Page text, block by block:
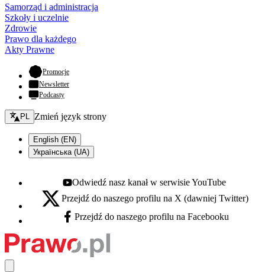
Samorząd i administracja
Szkoły i uczelnie
Zdrowie
Prawo dla każdego
Akty Prawne
Promocje- otwiera się w nowej karcie
Newsletter
Podcasty
Zmień język - bieżący:
PL Zmień język strony
English (EN)
Українська (UA)
Youtube - otwiera się w nowej karcie
Odwiedź nasz kanał w serwisie YouTube
X - otwiera się w nowej karcie
Przejdź do naszego profilu na X (dawniej Twitter)
Facebook - otwiera się w nowej karcie
Przejdź do naszego profilu na Facebooku